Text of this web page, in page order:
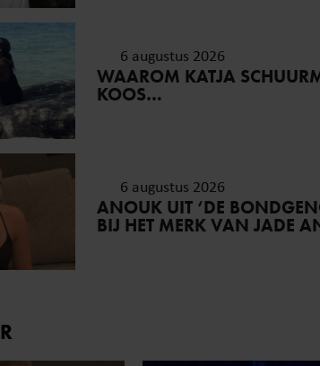
6 augustus 2026
WAAROM KATJA
KOOS…
6 augustus 2026
ANOUK UIT ‘DE
BIJ HET MERK VAN JADE